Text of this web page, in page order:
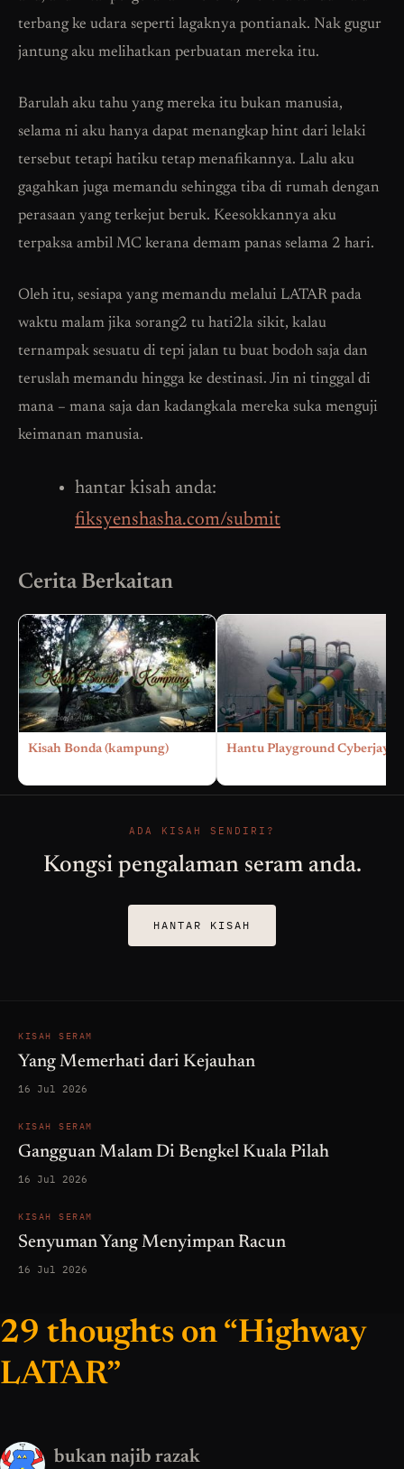
terbang ke udara seperti lagaknya pontianak. Nak gugur
jantung aku melihatkan perbuatan mereka itu.
Barulah aku tahu yang mereka itu bukan manusia,
selama ni aku hanya dapat menangkap hint dari lelaki
tersebut tetapi hatiku tetap menafikannya. Lalu aku
gagahkan juga memandu sehingga tiba di rumah dengan
perasaan yang terkejut beruk. Keesokkannya aku
terpaksa ambil MC kerana demam panas selama 2 hari.
Oleh itu, sesiapa yang memandu melalui LATAR pada
waktu malam jika sorang2 tu hati2la sikit, kalau
ternampak sesuatu di tepi jalan tu buat bodoh saja dan
teruslah memandu hingga ke destinasi. Jin ni tinggal di
mana – mana saja dan kadangkala mereka suka menguji
keimanan manusia.
hantar kisah anda:
fiksyenshasha.com/submit
Cerita Berkaitan
Kisah Bonda (kampung) Hantu Playground Cyberjaya
ADA KISAH SENDIRI?
Kongsi pengalaman seram anda.
HANTAR KISAH
KISAH SERAM
Yang Memerhati dari Kejauhan
16 Jul 2026
KISAH SERAM
Gangguan Malam Di Bengkel Kuala Pilah
16 Jul 2026
KISAH SERAM
Senyuman Yang Menyimpan Racun
16 Jul 2026
29 thoughts on “Highway
LATAR”
bukan najib razak